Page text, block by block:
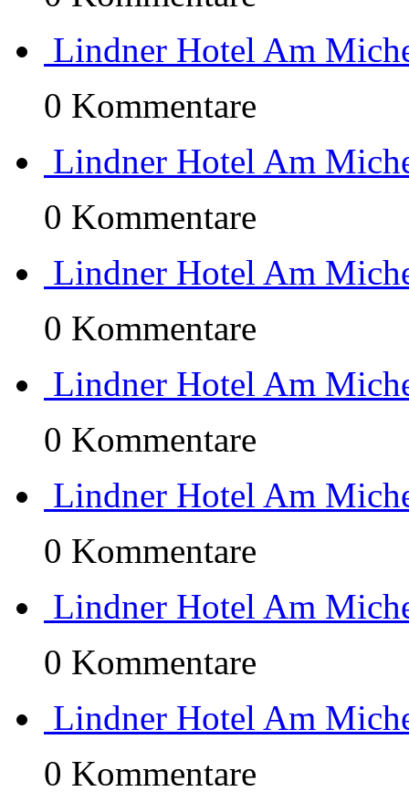
Lindner Hotel Am
0 Kommentare
Lindner Hotel Am
0 Kommentare
Lindner Hotel Am
0 Kommentare
Lindner Hotel Am
0 Kommentare
Lindner Hotel Am
0 Kommentare
Lindner Hotel Am
0 Kommentare
Lindner Hotel Am
0 Kommentare